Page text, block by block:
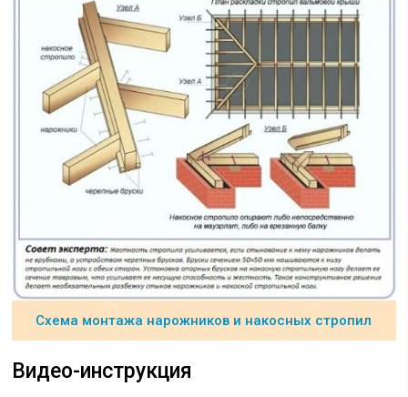
Схема монтажа нарожников и накосных стропил
Видео-инструкция